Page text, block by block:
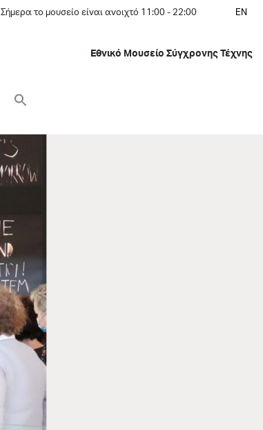
Σήμερα το μουσείο είναι ανοιχτό 11:00 - 22:00 EN
Εθνικό Μουσείο Σύγχρονης Τέχνης